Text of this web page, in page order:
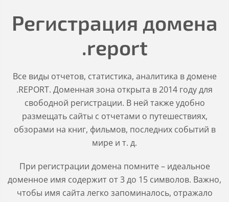
Регистрация домена
.report
Все виды отчетов, статистика, аналитика в домене
.REPORT. Доменная зона открыта в 2014 году для
свободной регистрации. В ней также удобно
размещать сайты с отчетами о путешествиях,
обзорами на книг, фильмов, последних событий в
мире и т. д.
При регистрации домена помните – идеальное
доменное имя содержит от 3 до 15 символов. Важно,
чтобы имя сайта легко запоминалось, отражало